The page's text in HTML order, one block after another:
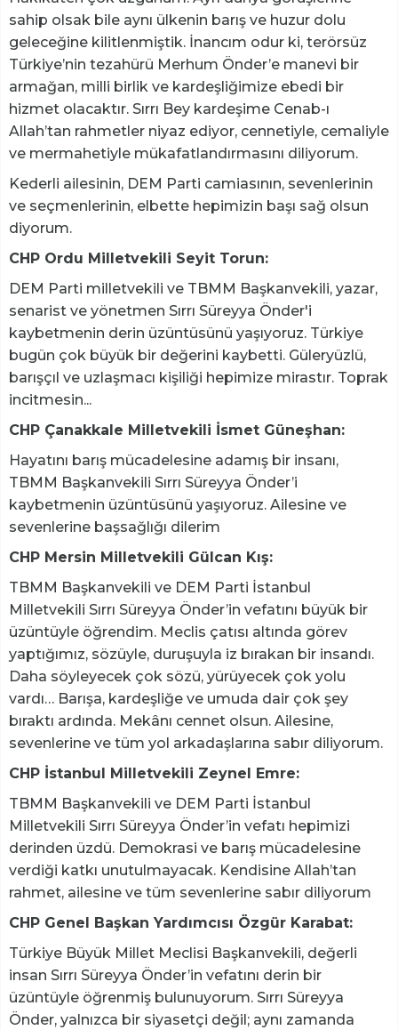
sahip olsak bile aynı ülkenin barış ve huzur dolu
geleceğine kilitlenmiştik. İnancım odur ki, terörsüz
Türkiye’nin tezahürü Merhum Önder’e manevi bir
armağan, milli birlik ve kardeşliğimize ebedi bir
hizmet olacaktır. Sırrı Bey kardeşime Cenab-ı
Allah’tan rahmetler niyaz ediyor, cennetiyle, cemaliyle
ve mermahetiyle mükafatlandırmasını diliyorum.
Kederli ailesinin, DEM Parti camiasının, sevenlerinin
ve seçmenlerinin, elbette hepimizin başı sağ olsun
diyorum.
CHP Ordu Milletvekili Seyit Torun:
DEM Parti milletvekili ve TBMM Başkanvekili, yazar,
senarist ve yönetmen Sırrı Süreyya Önder'i
kaybetmenin derin üzüntüsünü yaşıyoruz. Türkiye
bugün çok büyük bir değerini kaybetti. Güleryüzlü,
barışçıl ve uzlaşmacı kişiliği hepimize mirastır. Toprak
incitmesin...
CHP Çanakkale Milletvekili İsmet Güneşhan:
Hayatını barış mücadelesine adamış bir insanı,
TBMM Başkanvekili Sırrı Süreyya Önder’i
kaybetmenin üzüntüsünü yaşıyoruz. Ailesine ve
sevenlerine başsağlığı dilerim
CHP Mersin Milletvekili Gülcan Kış:
TBMM Başkanvekili ve DEM Parti İstanbul
Milletvekili Sırrı Süreyya Önder’in vefatını büyük bir
üzüntüyle öğrendim. Meclis çatısı altında görev
yaptığımız, sözüyle, duruşuyla iz bırakan bir insandı.
Daha söyleyecek çok sözü, yürüyecek çok yolu
vardı… Barışa, kardeşliğe ve umuda dair çok şey
bıraktı ardında. Mekânı cennet olsun. Ailesine,
sevenlerine ve tüm yol arkadaşlarına sabır diliyorum.
CHP İstanbul Milletvekili Zeynel Emre:
TBMM Başkanvekili ve DEM Parti İstanbul
Milletvekili Sırrı Süreyya Önder’in vefatı hepimizi
derinden üzdü. Demokrasi ve barış mücadelesine
verdiği katkı unutulmayacak. Kendisine Allah’tan
rahmet, ailesine ve tüm sevenlerine sabır diliyorum
CHP Genel Başkan Yardımcısı Özgür Karabat:
Türkiye Büyük Millet Meclisi Başkanvekili, değerli
insan Sırrı Süreyya Önder’in vefatını derin bir
üzüntüyle öğrenmiş bulunuyorum. Sırrı Süreyya
Önder, yalnızca bir siyasetçi değil; aynı zamanda